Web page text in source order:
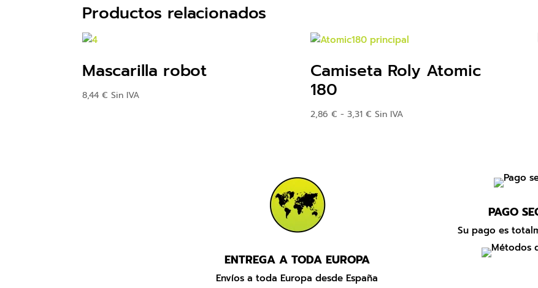
Productos relacionados
Mascarilla robot
8,44€ Sin IVA
Camiseta Roly Atomic
180
2,86 € - 3,31 €Rango
Sin IVA
ENTREGA A TODA EUROPA
Envíos a toda Europa desde España
PAGO
Su pago es